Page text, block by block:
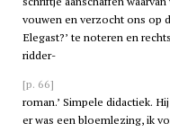
vouwen en verzocht ons op
Elegast?’ te noteren en
ridder-
[p. 66]
roman.’ Simpele didactiek.
er was een bloemlezing, ik